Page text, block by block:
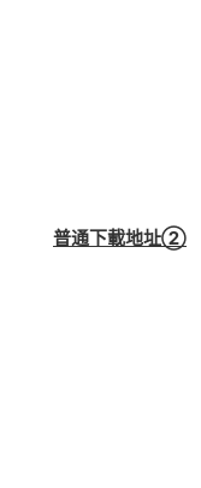
普通下載地址②